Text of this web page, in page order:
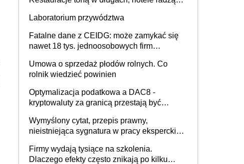
Laboratorium przywództwa
Fatalne dane z CEIDG: może zamykać się
nawet 18 tys. jednoosobowych firm
Umowa o sprzedaż płodów rolnych. Co
rolnik wiedzieć powinien
Optymalizacja podatkowa a DAC8 -
kryptowaluty za granicą przestają być
Wymyślony cytat, przepis prawny,
nieistniejąca sygnatura w pracy eksperckiej -
firmie
Firmy wydają tysiące na szkolenia.
Dlaczego efekty często znikają po kilku